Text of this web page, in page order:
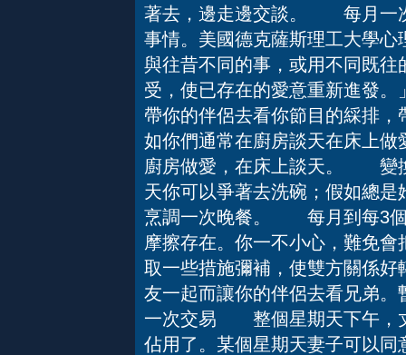
著去，邊走邊交談。 每月一
事情。美國德克薩斯理工大學心
與往昔不同的事，或用不同既
受，使已存在的愛意重新進發
帶你的伴侶去看你節目的綵排
如你們通常在廚房談天在床上
廚房做愛，在床上談天。 變
天你可以爭著去洗碗；假如總
烹調一次晚餐。 每月到每3
摩擦存在。你一不小心，難免
取一些措施彌補，使雙方關
友一起而讓你的伴侶去看兄弟
一次交易 整個星期天下午，
佔用了。某個星期天妻子可以